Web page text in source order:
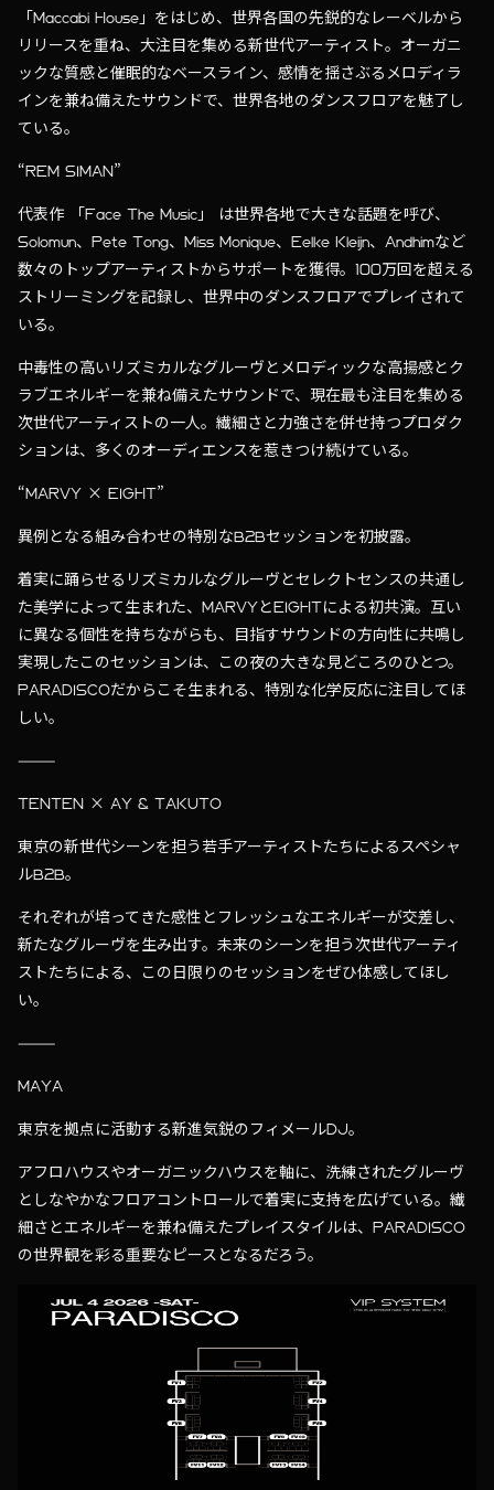
「Maccabi House」をはじめ、世界各国の先鋭的なレーベルから
リリースを重ね、大注目を集める新世代アーティスト。オーガニ
ックな質感と催眠的なベースライン、感情を揺さぶるメロディラ
インを兼ね備えたサウンドで、世界各地のダンスフロアを魅了し
ている。
“REM SIMAN”
代表作 「Face The Music」 は世界各地で大きな話題を呼び、
Solomun、Pete Tong、Miss Monique、Eelke Kleijn、Andhimなど
数々のトップアーティストからサポートを獲得。100万回を超える
ストリーミングを記録し、世界中のダンスフロアでプレイされて
いる。
中毒性の高いリズミカルなグルーヴとメロディックな高揚感とク
ラブエネルギーを兼ね備えたサウンドで、現在最も注目を集める
次世代アーティストの一人。繊細さと力強さを併せ持つプロダク
ションは、多くのオーディエンスを惹きつけ続けている。
“MARVY × EIGHT”
異例となる組み合わせの特別なB2Bセッションを初披露。
着実に踊らせるリズミカルなグルーヴとセレクトセンスの共通し
た美学によって生まれた、MARVYとEIGHTによる初共演。互い
に異なる個性を持ちながらも、目指すサウンドの方向性に共鳴し
実現したこのセッションは、この夜の大きな見どころのひとつ。
PARADISCOだからこそ生まれる、特別な化学反応に注目してほ
しい。
⸻
TENTEN × AY & TAKUTO
東京の新世代シーンを担う若手アーティストたちによるスペシャ
ルB2B。
それぞれが培ってきた感性とフレッシュなエネルギーが交差し、
新たなグルーヴを生み出す。未来のシーンを担う次世代アーティ
ストたちによる、この日限りのセッションをぜひ体感してほし
い。
⸻
MAYA
東京を拠点に活動する新進気鋭のフィメールDJ。
アフロハウスやオーガニックハウスを軸に、洗練されたグルーヴ
としなやかなフロアコントロールで着実に支持を広げている。繊
細さとエネルギーを兼ね備えたプレイスタイルは、PARADISCO
の世界観を彩る重要なピースとなるだろう。